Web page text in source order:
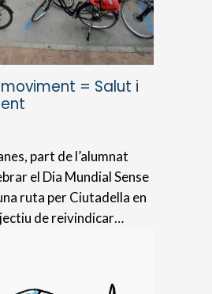
= Salut i
part de l’alumnat
el Dia Mundial Sense
ruta per Ciutadella en
de reivindicar…